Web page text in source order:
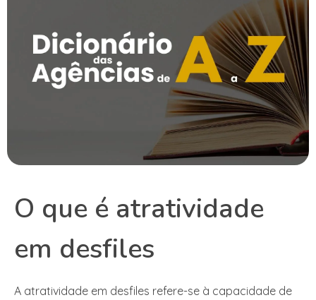
O que é atratividade
em desfiles
A atratividade em desfiles refere-se à capacidade de